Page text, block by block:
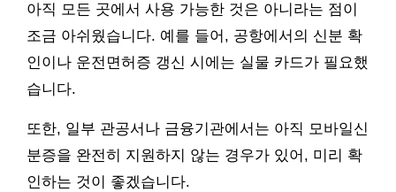
아직 모든 곳에서 사용 가능한 것은 아니라는 점이
조금 아쉬웠습니다. 예를 들어, 공항에서의 신분 확
인이나 운전면허증 갱신 시에는 실물 카드가 필요했
습니다.
또한, 일부 관공서나 금융기관에서는 아직 모바일신
분증을 완전히 지원하지 않는 경우가 있어, 미리 확
인하는 것이 좋겠습니다.